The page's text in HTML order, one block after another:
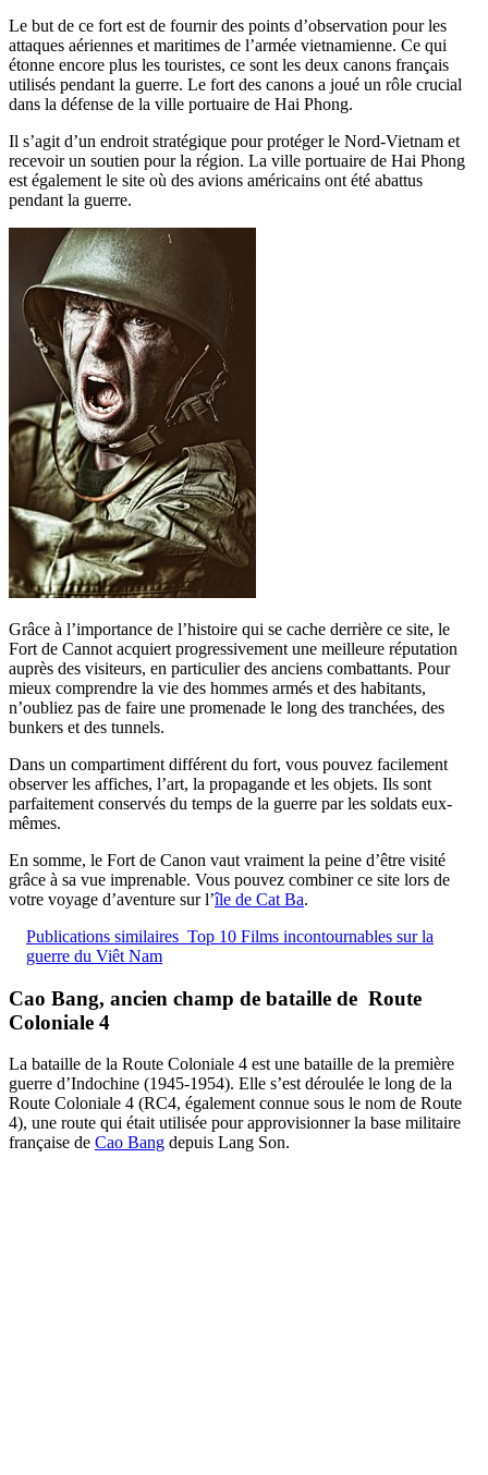
Le but de ce fort est de fournir des points d’observation pour les
attaques aériennes et maritimes de l’armée vietnamienne. Ce qui
étonne encore plus les touristes, ce sont les deux canons français
utilisés pendant la guerre. Le fort des canons a joué un rôle crucial
dans la défense de la ville portuaire de Hai Phong.
Il s’agit d’un endroit stratégique pour protéger le Nord-Vietnam et
recevoir un soutien pour la région. La ville portuaire de Hai Phong
est également le site où des avions américains ont été abattus
pendant la guerre.
Grâce à l’importance de l’histoire qui se cache derrière ce site, le
Fort de Cannot acquiert progressivement une meilleure réputation
auprès des visiteurs, en particulier des anciens combattants. Pour
mieux comprendre la vie des hommes armés et des habitants,
n’oubliez pas de faire une promenade le long des tranchées, des
bunkers et des tunnels.
Dans un compartiment différent du fort, vous pouvez facilement
observer les affiches, l’art, la propagande et les objets. Ils sont
parfaitement conservés du temps de la guerre par les soldats eux-
mêmes.
En somme, le Fort de Canon vaut vraiment la peine d’être visité
grâce à sa vue imprenable. Vous pouvez combiner ce site lors de
votre voyage d’aventure sur l’île de Cat Ba.
Publications similaires Top 10 Films incontournables sur la
guerre du Viêt Nam
Cao Bang, ancien champ de bataille de Route
Coloniale 4
La bataille de la Route Coloniale 4 est une bataille de la première
guerre d’Indochine (1945-1954). Elle s’est déroulée le long de la
Route Coloniale 4 (RC4, également connue sous le nom de Route
4), une route qui était utilisée pour approvisionner la base militaire
française de Cao Bang depuis Lang Son.